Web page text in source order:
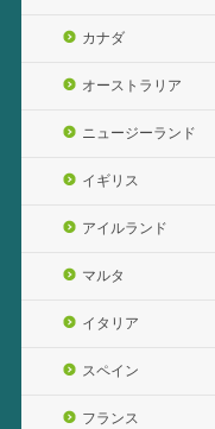
カナダ
オーストラリア
ニュージーランド
イギリス
アイルランド
マルタ
イタリア
スペイン
フランス